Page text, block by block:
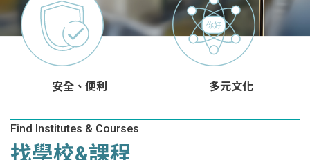
安全、便利 多元文化
Find Institutes & Courses
找學校&課程